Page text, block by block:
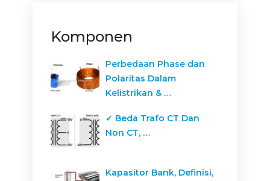
Komponen
Perbedaan Phase dan
Polaritas Dalam
Kelistrikan & …
✓ Beda Trafo CT Dan
Non CT, …
Kapasitor Bank, Definisi,